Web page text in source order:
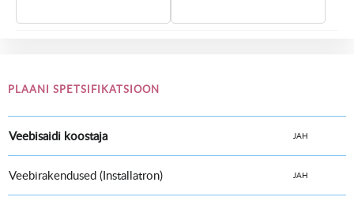
PLAANI SPETSIFIKATSIOON
Veebisaidi koostaja JAH
Veebirakendused (Installatron) JAH